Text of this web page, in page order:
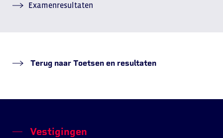
Examenresultaten
Terug naar Toetsen en resultaten
Vestigingen